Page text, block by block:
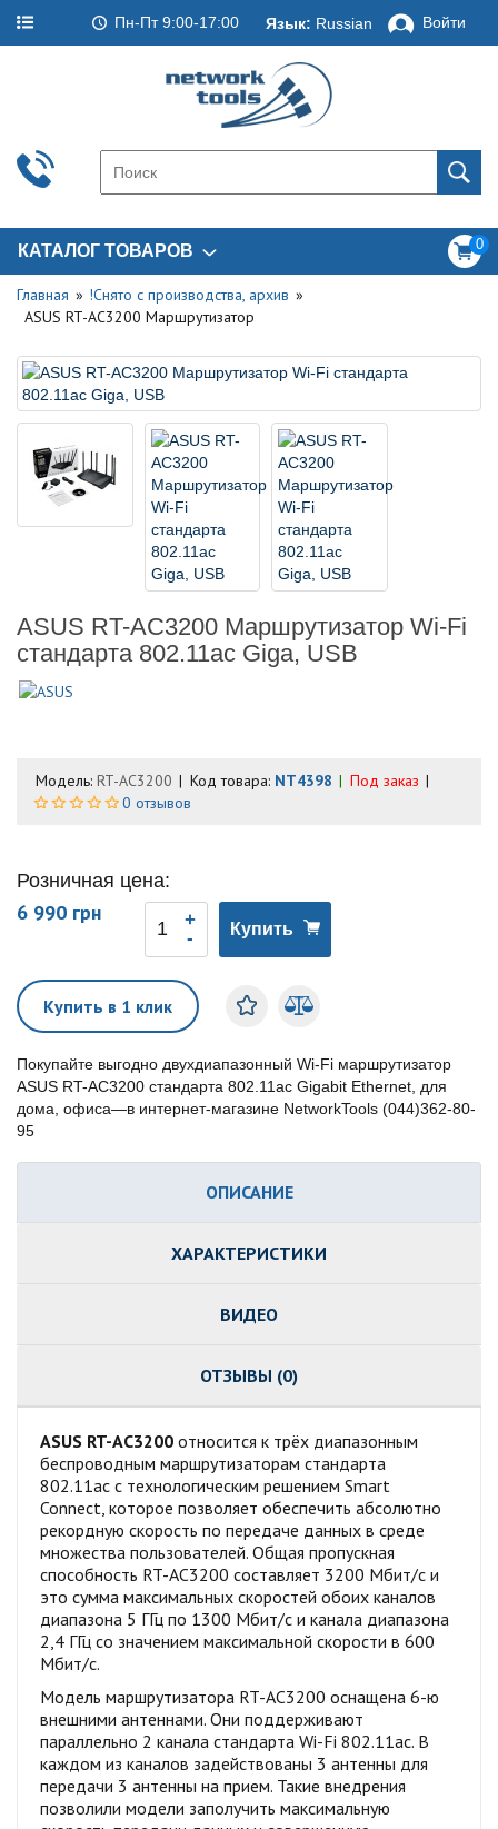
Пн-Пт 9:00-17:00 Язык: Russian Войти
КАТАЛОГ ТОВАРОВ 0
Главная
!Снято с производства, архив
ASUS RT-AC3200 Маршрутизатор
ASUS RT-AC3200 Маршрутизатор Wi-Fi
стандарта 802.11ac Giga, USB
Модель: RT-AC3200 Код товара: NT4398
Под заказ
0 отзывов
Розничная цена:
6 990 грн
Купить
Купить в 1 клик
Покупайте выгодно двухдиапазонный Wi-Fi маршрутизатор
ASUS RT-AC3200 стандарта 802.11ac Gigabit Ethernet, для
дома, офиса—в интернет-магазине NetworkTools (044)362-80-
95
ОПИСАНИЕ
ХАРАКТЕРИСТИКИ
ВИДЕО
ОТЗЫВЫ (0)
ASUS RT-AC3200 относится к трёх диапазонным
беспроводным маршрутизаторам стандарта
802.11ac с технологическим решением Smart
Connect, которое позволяет обеспечить абсолютно
рекордную скорость по передаче данных в среде
множества пользователей. Общая пропускная
способность RT-AC3200 составляет 3200 Мбит/с и
это сумма максимальных скоростей обоих каналов
диапазона 5 ГГц по 1300 Мбит/с и канала диапазона
2,4 ГГц со значением максимальной скорости в 600
Мбит/с.
Модель маршрутизатора RT-AC3200 оснащена 6-ю
внешними антеннами. Они поддерживают
параллельно 2 канала стандарта Wi-Fi 802.11ac. В
каждом из каналов задействованы 3 антенны для
передачи 3 антенны на прием. Такие внедрения
позволили модели заполучить максимальную